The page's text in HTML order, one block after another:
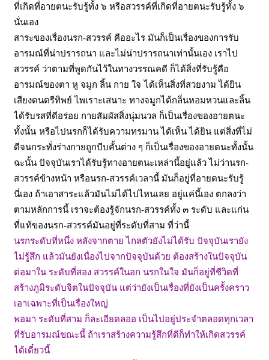
ที่เกิดที่อายตนะรับรู้ทั้ง ๖ หรือสวรรค์ที่เกิดที่อายตนะรับรู้ทั้ง ๖
นั่นเอง
สาระของเรื่องนรก-สวรรค์ คืออะไร มันก็เป็นเรื่องของการรับ
อารมณ์ที่น่าปรารถนา และไม่น่าปรารถนาเท่านั้นเอง เราไป
สวรรค์ ว่าตามที่พูดกันไว้ในทางวรรณคดี ก็ได้สิ่งที่รับรู้คือ
อารมณ์ของตา หู จมูก ลิ้น กาย ใจ ได้เห็นสิ่งที่สวยงาม ได้ยิน
เสียงดนตรีทิพย์ ไพเราะเสนาะ ทางจมูกได้กลิ่นหอมหวนและลิ้น
ได้รับรสที่ดีอร่อย กายสัมผัสสิ่งนุ่มนวล ก็เป็นเรื่องของอายตนะ
ทั้งนั้น หรือไปนรกก็ได้รับความทรมาน ได้เห็น ได้ยิน แต่สิ่งที่ไม่
ดีจนกระทั่งร่างกายถูกบีบคั้นต่าง ๆ ก็เป็นเรื่องของอายตนะทั้งนั้น
ฉะนั้น ปัจจุบันเราได้รับรู้ทางอายตนะเหล่านี้อยู่แล้ว ไม่ว่านรก-
สวรรค์ข้างหน้า หรือนรก-สวรรค์เวลานี้ มันก็อยู่ที่อายตนะรับรู้
นี่เอง ถ้าเอาสาระแล้วมันไม่ได้ไปไหนเลย อยู่แค่นี้เอง ตกลงว่า
ตามหลักการนี้ เราจะต้องรู้จักนรก-สวรรค์ทั้ง ๓ ระดับ และแก่น
ที่แท้ของนรก-สวรรค์มันอยู่ที่ระดับที่สาม ที่ว่านี้
นรกระดับที่หนึ่ง หลังจากตาย ไกลตัวยังไม่ได้รับ ปัจจุบันเรายัง
ไม่รู้สึก แล้วมันยังเนื่องไปจากปัจจุบันด้วย ต้องสร้างในปัจจุบัน
ต่อมาใน ระดับที่สอง สวรรค์ในอก นรกในใจ มันก็อยู่ที่ชีวิตที่
สร้างภูมิระดับจิตในปัจจุบัน แต่ว่ายังเป็นเรื่องที่ยังเป็นครั้งคราว
เอาเฉพาะที่เป็นเรื่องใหญ่
พอมา ระดับที่สาม ก็ละเอียดลออ เป็นไปอยู่ประจำตลอดทุกเวลา
ที่รับอารมณ์ขณะนี้ ถ้าเราสร้างความรู้สึกที่ดีก็ทำให้เกิดสวรรค์
ได้เดี๋ยวนี้